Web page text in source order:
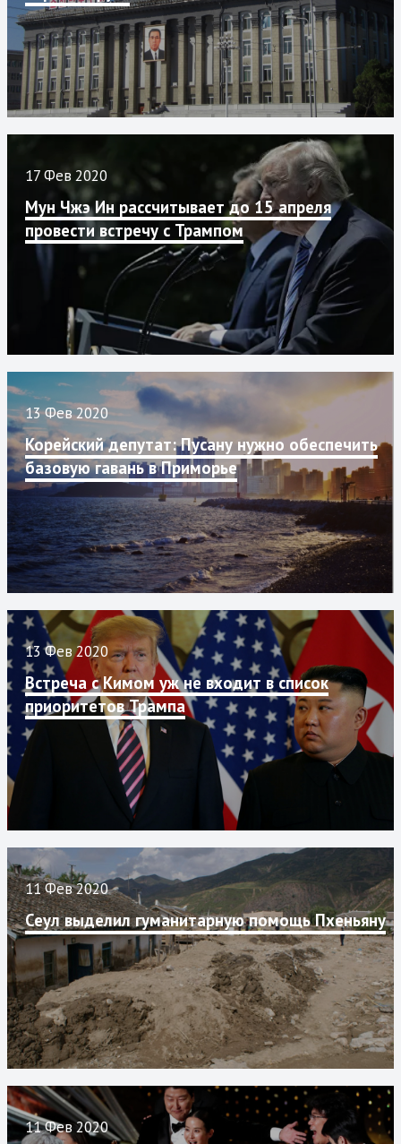
17 Фев 2020
Мун Чжэ Ин рассчитывает до 15 апреля
провести встречу с Трампом
13 Фев 2020
Корейский депутат: Пусану нужно обеспечить
базовую гавань в Приморье
13 Фев 2020
Встреча с Кимом уж не входит в список
приоритетов Трампа
11 Фев 2020
Сеул выделил гуманитарную помощь Пхеньяну
11 Фев 2020